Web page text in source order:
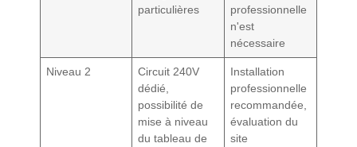
particulières
professionnelle
n'est
nécessaire
Niveau 2
Circuit 240V
dédié,
possibilité de
mise à niveau
du tableau de
Installation
professionnelle
recommandée,
évaluation du
site